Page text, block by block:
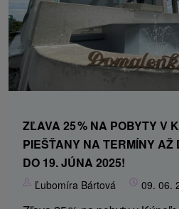
ZĽAVA 25 % NA POBYTY V
PIEŠŤANY NA TERMÍNY AŽ
DO 19. JÚNA 2025!
Ľubomíra Bártová 09. 06.